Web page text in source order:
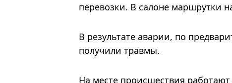
перевозки. В салоне маршрутки
В результате аварии, по
получили травмы.
На месте происшествия